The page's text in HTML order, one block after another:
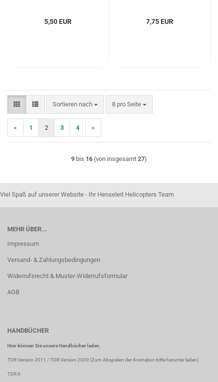
5,50 EUR 7,75 EUR
Sortieren nach
Sortieren nach 8 pro Seite
pro Seite
« 1 2 3 4 »
9 bis 16 (von insgesamt 27)
Viel Spaß auf unserer Website - Ihr Henseleit Helicopters Team
MEHR ÜBER...
Impressum
Versand- & Zahlungsbedingungen
Widerrufsrecht & Muster-Widerrufsformular
AGB
HANDBÜCHER
Hier können Sie unsere Handbücher laden.
TDR Version 2011 /TDR Version 2009 (Zum Abspielen der Animation bitte herunter laden)
TDR II